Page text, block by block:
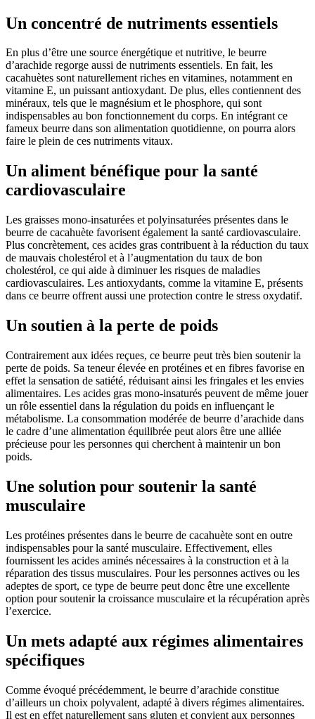
Un concentré de nutriments essentiels
En plus d’être une source énergétique et nutritive, le beurre
d’arachide regorge aussi de nutriments essentiels. En fait, les
cacahuètes sont naturellement riches en vitamines, notamment en
vitamine E, un puissant antioxydant. De plus, elles contiennent des
minéraux, tels que le magnésium et le phosphore, qui sont
indispensables au bon fonctionnement du corps. En intégrant ce
fameux beurre dans son alimentation quotidienne, on pourra alors
faire le plein de ces nutriments vitaux.
Un aliment bénéfique pour la santé
cardiovasculaire
Les graisses mono-insaturées et polyinsaturées présentes dans le
beurre de cacahuète favorisent également la santé cardiovasculaire.
Plus concrètement, ces acides gras contribuent à la réduction du taux
de mauvais cholestérol et à l’augmentation du taux de bon
cholestérol, ce qui aide à diminuer les risques de maladies
cardiovasculaires. Les antioxydants, comme la vitamine E, présents
dans ce beurre offrent aussi une protection contre le stress oxydatif.
Un soutien à la perte de poids
Contrairement aux idées reçues, ce beurre peut très bien soutenir la
perte de poids. Sa teneur élevée en protéines et en fibres favorise en
effet la sensation de satiété, réduisant ainsi les fringales et les envies
alimentaires. Les acides gras mono-insaturés peuvent de même jouer
un rôle essentiel dans la régulation du poids en influençant le
métabolisme. La consommation modérée de beurre d’arachide dans
le cadre d’une alimentation équilibrée peut alors être une alliée
précieuse pour les personnes qui cherchent à maintenir un bon
poids.
Une solution pour soutenir la santé
musculaire
Les protéines présentes dans le beurre de cacahuète sont en outre
indispensables pour la santé musculaire. Effectivement, elles
fournissent les acides aminés nécessaires à la construction et à la
réparation des tissus musculaires. Pour les personnes actives ou les
adeptes de sport, ce type de beurre peut donc être une excellente
option pour soutenir la croissance musculaire et la récupération après
l’exercice.
Un mets adapté aux régimes alimentaires
spécifiques
Comme évoqué précédemment, le beurre d’arachide constitue
d’ailleurs un choix polyvalent, adapté à divers régimes alimentaires.
Il est en effet naturellement sans gluten et convient aux personnes